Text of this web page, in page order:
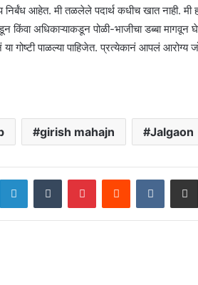
निर्बंध आहेत. मी तळलेले पदार्थ कधीच खात नाही.
किंवा अधिकाऱ्याकडून पोळी-भाजीचा डब्बा मागवून
गोष्टी पाळल्या पाहिजेत. प्रत्येकानं आपलं आरोग्य
girish mahajn Jalgaon
LinkedInTumblr PinterestReddit